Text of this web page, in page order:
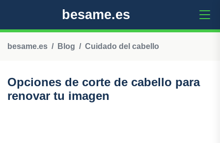
besame.es
besame.es Blog Cuidado del cabello
Opciones de corte de cabello para
renovar tu imagen